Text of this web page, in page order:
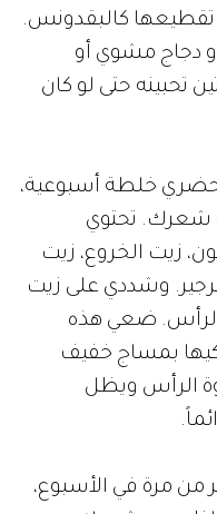
تقطيعها كالبقدونس.
دجاج مشوي أو
تحبينه حتى لو كان
حضري خلطة أسبوعية،
شعرك. تحتوي
زيت الخروع، زيت
وشددي على زيت
الرأس. ضعي هذه
بمساج خفيف
الرأس ويظل
من مرة في الأسبوع،